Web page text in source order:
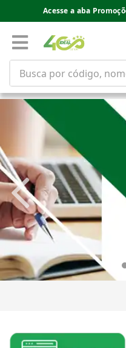
Acesse a aba